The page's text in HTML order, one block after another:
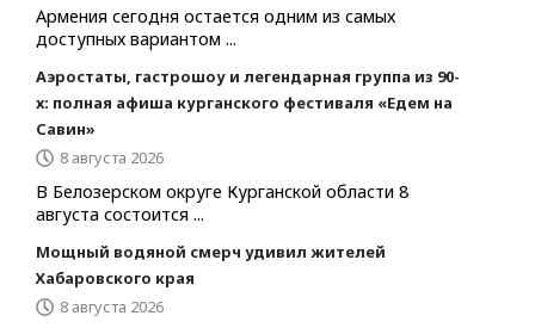
Армения сегодня остается одним из самых
доступных вариантом ...
Аэростаты, гастрошоу и легендарная группа из 90-
х: полная афиша курганского фестиваля «Едем на
Савин»
8 августа 2026
В Белозерском округе Курганской области 8
августа состоится ...
Мощный водяной смерч удивил жителей
Хабаровского края
8 августа 2026